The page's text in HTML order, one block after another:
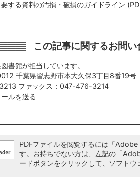
する資料の汚損・破損のガイドライン
この記事に関するお問い
書館が担当しています。
千葉県習志野市本大久保3丁目8番19号
ファックス：047-476-3214
ルを送る
PDFファイルを閲覧するには「
す。お持ちでない方は、左記の「
ードボタンをクリックして、ソフト